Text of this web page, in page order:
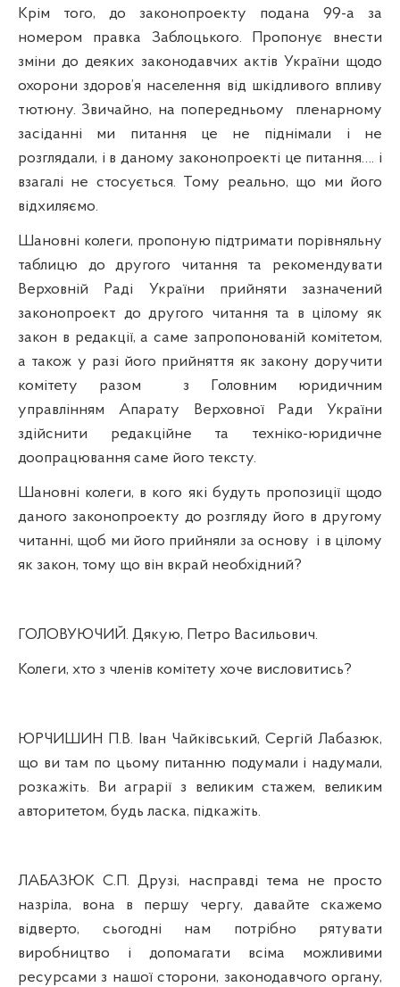
Крім того, до законопроекту подана 99-а за
номером правка Заблоцького. Пропонує внести
зміни до деяких законодавчих актів України щодо
охорони здоров’я населення від шкідливого впливу
тютюну. Звичайно, на попередньому
пленарному
засіданні ми питання це не піднімали і не
розглядали, і в даному законопроекті це питання…. і
взагалі не стосується. Тому реально, що ми його
відхиляємо.
Шановні колеги, пропоную підтримати порівняльну
таблицю до другого читання та рекомендувати
Верховній Раді України прийняти зазначений
законопроект до другого читання та в цілому як
закон в редакції, а саме запропонованій комітетом,
а також у разі його прийняття як закону доручити
комітету разом
з Головним юридичним
управлінням Апарату Верховної Ради України
здійснити редакційне та техніко-юридичне
доопрацювання саме його тексту.
Шановні колеги, в кого які будуть пропозиції щодо
даного законопроекту до розгляду його в другому
читанні, щоб ми його прийняли за основу і в цілому
як закон, тому що він вкрай необхідний?
ГОЛОВУЮЧИЙ. Дякую, Петро Васильович.
Колеги, хто з членів комітету хоче висловитись?
ЮРЧИШИН П.В. Іван Чайківський, Сергій Лабазюк,
що ви там по цьому питанню подумали і надумали,
розкажіть. Ви аграрії з великим стажем, великим
авторитетом, будь ласка, підкажіть.
ЛАБАЗЮК С.П. Друзі, насправді тема не просто
назріла, вона в першу чергу, давайте скажемо
відверто, сьогодні нам потрібно рятувати
виробництво і допомагати всіма можливими
ресурсами з нашої сторони, законодавчого органу,